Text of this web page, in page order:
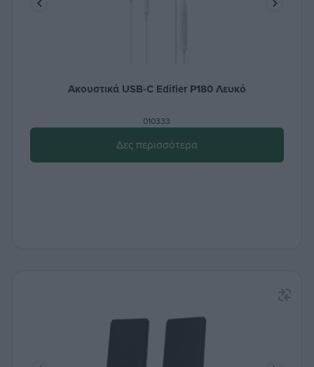
Ακουστικά USB-C Edifier P180 Λευκό
010333
Δες περισσότερα